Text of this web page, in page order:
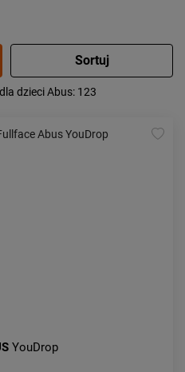
od najwyższej
dzieci Abus: 123
YouDrop